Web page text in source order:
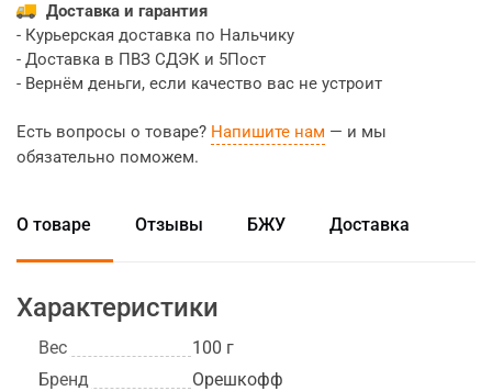
Доставка и гарантия
- Курьерская доставка по Нальчику
- Доставка в ПВЗ СДЭК и 5Пост
- Вернём деньги, если качество вас не устроит
Есть вопросы о товаре? Напишите нам — и мы
обязательно поможем.
О товаре Отзывы БЖУ Доставка
Характеристики
Вес
100 г
Бренд
Орешкофф